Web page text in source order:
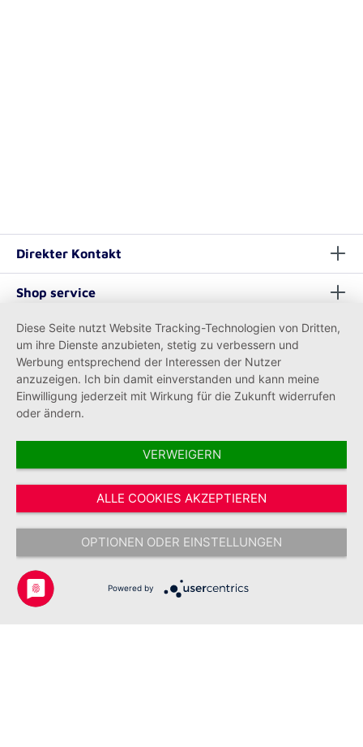
Direkter Kontakt
Shop service
Informationen
Vertrag widerrufen
* Alle Preise inkl. gesetzl. Mehrwertsteuer zzgl.Versandkostenund ggf.
Nachnahmegebühren, wenn nicht anders angegeben.
Copyright © 2026 Johanniter-Unfall-Hilfe e.V. - Alle Rechte
vorbehalten.
Diese Seite nutzt Website Tracking-Technologien von Dritten,
um ihre Dienste anzubieten, stetig zu verbessern und
Werbung entsprechend der Interessen der Nutzer
anzuzeigen. Ich bin damit einverstanden und kann meine
Einwilligung jederzeit mit Wirkung für die Zukunft widerrufen
oder ändern.
VERWEIGERN
ALLE COOKIES AKZEPTIEREN
OPTIONEN ODER EINSTELLUNGEN
Powered by